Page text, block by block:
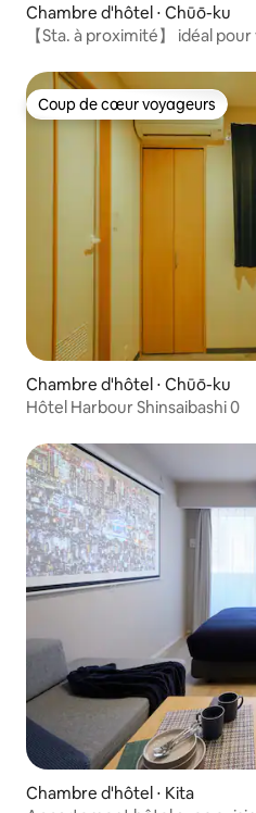
Chambre d'hôtel ⋅ Chūō-ku
【Sta. à proximité】 idéal
Coup de cœur voyageurs
Coup de cœur voyageurs
Chambre d'hôtel ⋅ Chūō-ku
Hôtel Harbour Shinsaibashi 0
Chambre d'hôtel ⋅ Kita